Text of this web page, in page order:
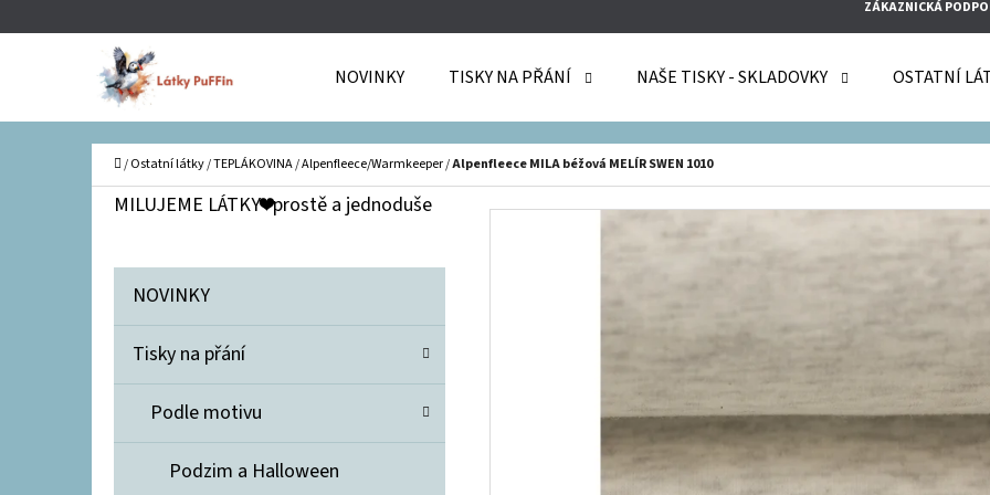
ZÁKAZNICKÁ
NOVINKY TISKY NA PŘÁNÍ NAŠE TISKY - SKLADOVKY OSTATNÍ
Domů
/Ostatní látky/TEPLÁKOVINA/Alpenfleece/Warmkeeper/Alpenfleece MILA béžová MELÍR SWEN 1010
MILUJEME LÁTKY❤️prostě a jednoduše
Přeskočit
kategorie
K
T
G
R
NOVINKY
Tisky na přání
Podle motivu
Podzim a Halloween
Í
Zpět
obchodu
Zpět
obchodu
CO POTŘEBUJETE NAJÍT?
DOPORUČUJEME